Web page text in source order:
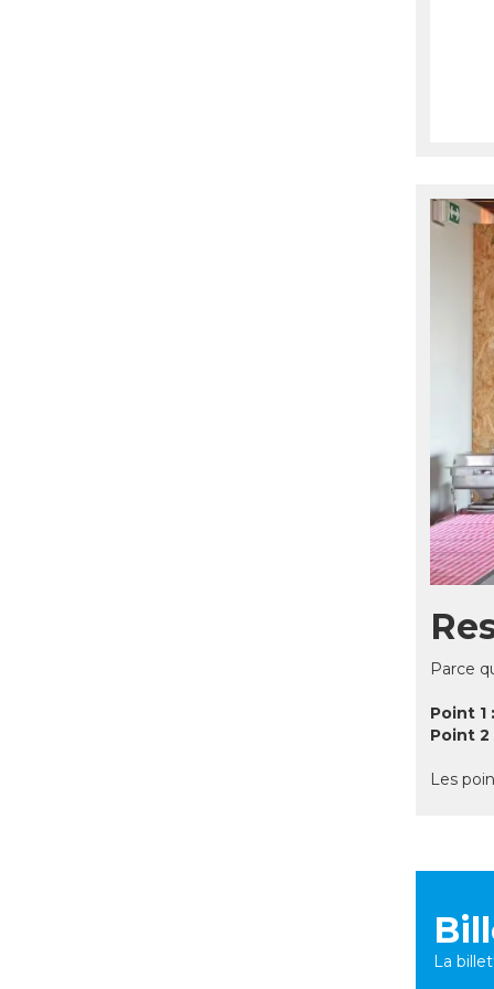
Parce
Point 1
Point 2
Les
La